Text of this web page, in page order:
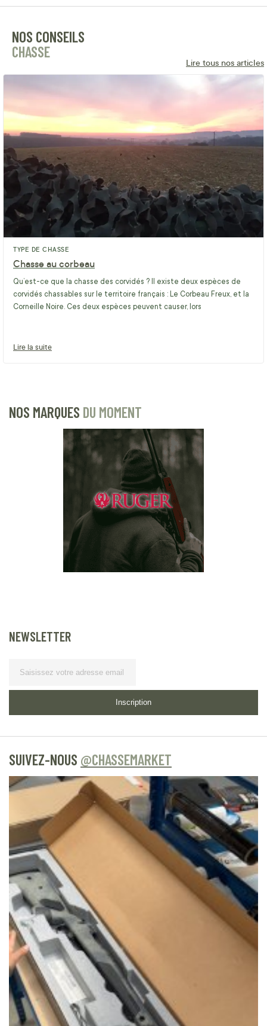
NOS CONSEILS
CHASSE
Lire tous nos articles
TYPE DE CHASSE
Chasse au corbeau
Qu’est-ce que la chasse des corvidés ? Il existe deux espèces de
corvidés chassables sur le territoire français : Le Corbeau Freux, et la
Corneille Noire. Ces deux espèces peuvent causer, lors
Lire la suite
NOS MARQUES DU MOMENT
NEWSLETTER
Inscription
SUIVEZ-NOUS @CHASSEMARKET